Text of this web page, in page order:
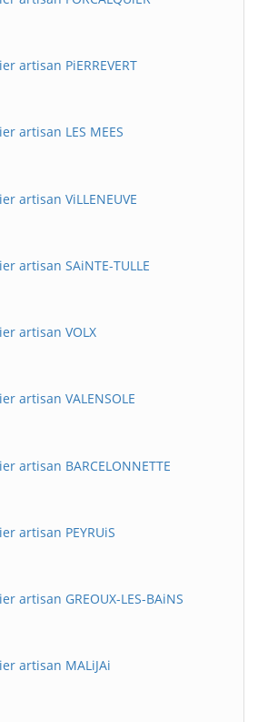
artisan PiERREVERT
artisan LES MEES
artisan ViLLENEUVE
artisan SAiNTE-TULLE
artisan VOLX
artisan VALENSOLE
artisan BARCELONNETTE
artisan PEYRUiS
artisan GREOUX-LES-BAiNS
artisan MALiJAi